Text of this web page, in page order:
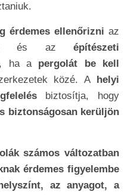
érdemes ellenőrizniaz
és az építészeti
ha apergolát be kell
közé. Ahelyi
biztosítja, hogy
biztonságosan kerüljön
számos változatban
érdemes figyelembe
az anyagot, a